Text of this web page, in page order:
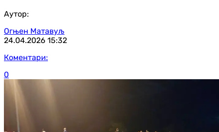
Аутор:
Огњен Матавуљ
24.04.2026 15:32
Коментари:
0